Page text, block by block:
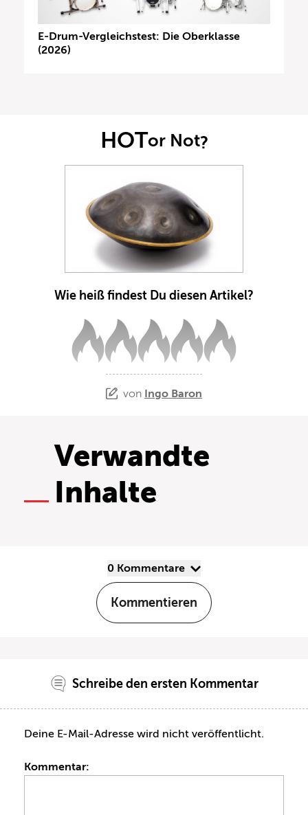
E-Drum-Vergleichstest: Die Oberklasse
(2026)
HOTor Not?
Wie heiß findest Du diesen Artikel?
von Ingo Baron
Verwandte
Inhalte
0 Kommentare
Kommentieren
Schreibe den ersten Kommentar
Deine E-Mail-Adresse wird nicht veröffentlicht.
Kommentar: